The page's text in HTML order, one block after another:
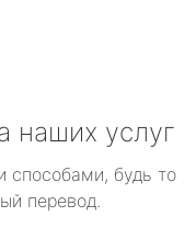
наших услуг
будь то
перевод.